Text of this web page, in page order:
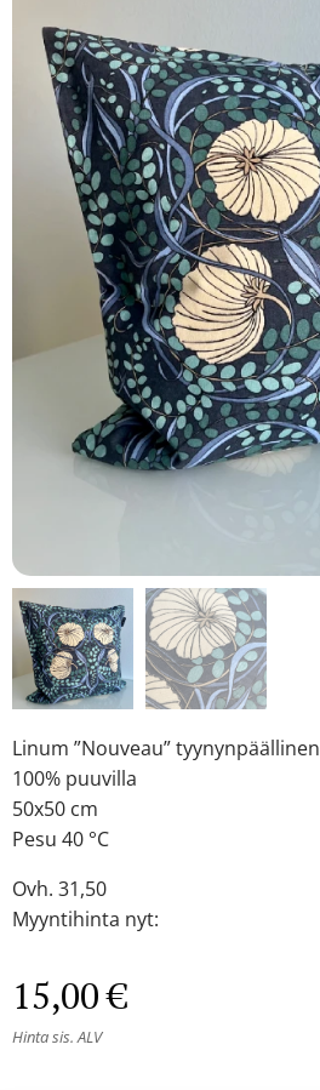
Linum ”Nouveau” tyynynpäällinen
100% puuvilla
50x50 cm
Pesu 40 °C
Ovh. 31,50
Myyntihinta nyt:
15,00€
Hinta sis. ALV